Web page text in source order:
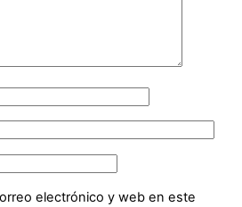
electrónico y web en este